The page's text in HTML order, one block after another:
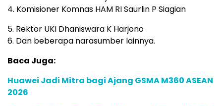
4. Komisioner Komnas HAM RI Saurlin P Siagian
5. Rektor UKI Dhaniswara K Harjono
6. Dan beberapa narasumber lainnya.
Baca Juga:
Huawei Jadi Mitra bagi Ajang GSMA M360 ASEAN
2026